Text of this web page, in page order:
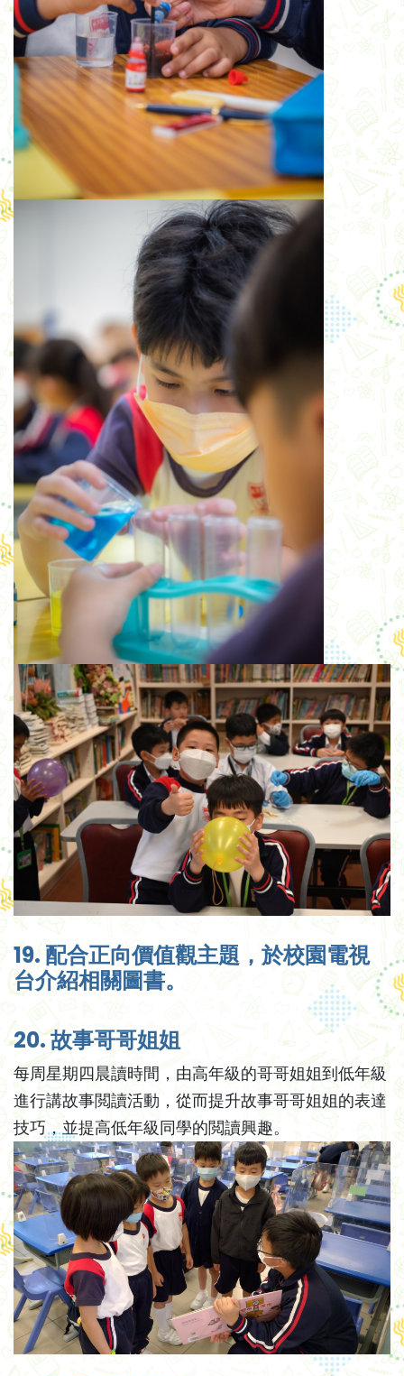
19. 配合正向價值觀主題，於校園電視
台介紹相關圖書。
20. 故事哥哥姐姐
每周星期四晨讀時間，由高年級的哥哥姐姐到低年級
進行講故事閲讀活動，從而提升故事哥哥姐姐的表達
技巧，並提高低年級同學的閲讀興趣。